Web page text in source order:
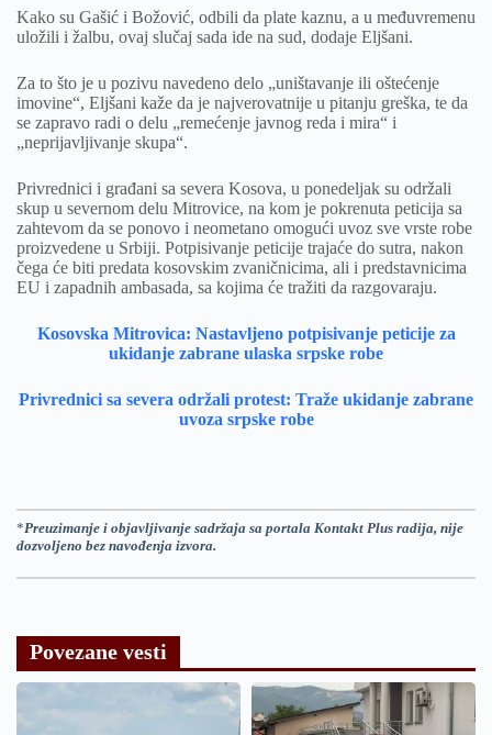
Kako su Gašić i Božović, odbili da plate kaznu, a u međuvremenu
uložili i žalbu, ovaj slučaj sada ide na sud, dodaje Eljšani.
Za to što je u pozivu navedeno delo „uništavanje ili oštećenje
imovine“, Eljšani kaže da je najverovatnije u pitanju greška, te da
se zapravo radi o delu „remećenje javnog reda i mira“ i
„neprijavljivanje skupa“.
Privrednici i građani sa severa Kosova, u ponedeljak su održali
skup u severnom delu Mitrovice, na kom je pokrenuta peticija sa
zahtevom da se ponovo i neometano omogući uvoz sve vrste robe
proizvedene u Srbiji. Potpisivanje peticije trajaće do sutra, nakon
čega će biti predata kosovskim zvaničnicima, ali i predstavnicima
EU i zapadnih ambasada, sa kojima će tražiti da razgovaraju.
Kosovska Mitrovica: Nastavljeno potpisivanje peticije za
ukidanje zabrane ulaska srpske robe
Privrednici sa severa održali protest: Traže ukidanje zabrane
uvoza srpske robe
*Preuzimanje i objavljivanje sadržaja sa portala Kontakt Plus radija, nije
dozvoljeno bez navođenja izvora.
Povezane vesti